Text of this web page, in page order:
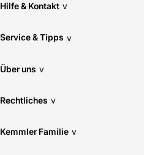
Hilfe & Kontakt v
Service & Tipps v
Über uns v
Rechtliches v
Kemmler Familie v